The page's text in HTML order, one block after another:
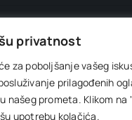
privatnost
za poboljšanje vašeg
prilagođenih
našeg prometa. Klikom na
upotrebu kolačića.